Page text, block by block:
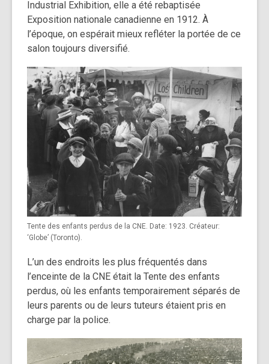
Industrial Exhibition, elle a été rebaptisée
Exposition nationale canadienne en 1912. À
l’époque, on espérait mieux refléter la portée de ce
salon toujours diversifié.
Tente des enfants perdus de la CNE. Date: 1923. Créateur:
‘Globe’ (Toronto).
L’un des endroits les plus fréquentés dans
l’enceinte de la CNE était la Tente des enfants
perdus, où les enfants temporairement séparés de
leurs parents ou de leurs tuteurs étaient pris en
charge par la police.